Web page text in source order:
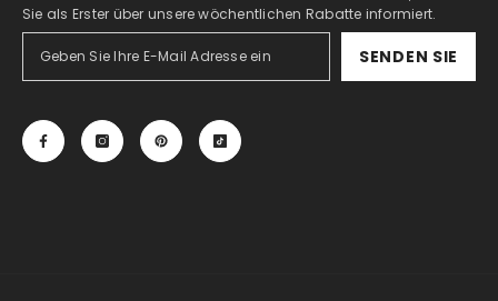
Sie als Erster über unsere wöchentlichen Rabatte informiert.
SENDEN SIE